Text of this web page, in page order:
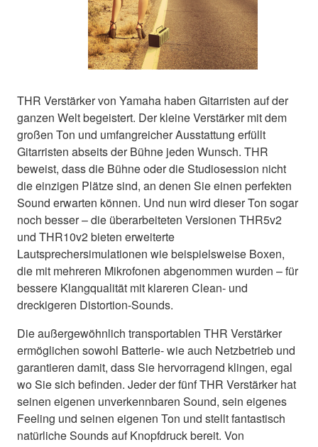
THR Verstärker von Yamaha haben Gitarristen auf der
ganzen Welt begeistert. Der kleine Verstärker mit dem
großen Ton und umfangreicher Ausstattung erfüllt
Gitarristen abseits der Bühne jeden Wunsch. THR
beweist, dass die Bühne oder die Studiosession nicht
die einzigen Plätze sind, an denen Sie einen perfekten
Sound erwarten können. Und nun wird dieser Ton sogar
noch besser – die überarbeiteten Versionen THR5v2
und THR10v2 bieten erweiterte
Lautsprechersimulationen wie beispielsweise Boxen,
die mit mehreren Mikrofonen abgenommen wurden – für
bessere Klangqualität mit klareren Clean- und
dreckigeren Distortion-Sounds.
Die außergewöhnlich transportablen THR Verstärker
ermöglichen sowohl Batterie- wie auch Netzbetrieb und
garantieren damit, dass Sie hervorragend klingen, egal
wo Sie sich befinden. Jeder der fünf THR Verstärker hat
seinen eigenen unverkennbaren Sound, sein eigenes
Feeling und seinen eigenen Ton und stellt fantastisch
natürliche Sounds auf Knopfdruck bereit. Von